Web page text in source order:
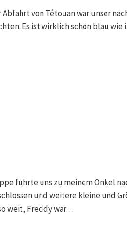
von Tétouan war unser
Es ist wirklich schön blau wie
führte uns zu meinem Onkel
und weitere kleine und
weit, Freddy war…